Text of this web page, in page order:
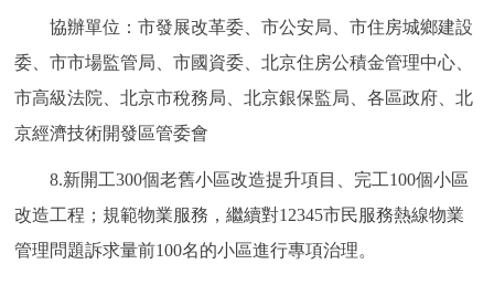
協辦單位：市發展改革委、市公安局、市住房城鄉建設
委、市市場監管局、市國資委、北京住房公積金管理中心、
市高級法院、北京市稅務局、北京銀保監局、各區政府、北
京經濟技術開發區管委會
8.新開工300個老舊小區改造提升項目、完工100個小區
改造工程；規範物業服務，繼續對12345市民服務熱線物業
管理問題訴求量前100名的小區進行專項治理。